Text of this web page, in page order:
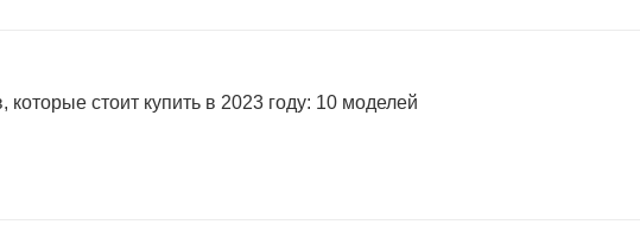
которые стоит купить в 2023 году: 10 моделей